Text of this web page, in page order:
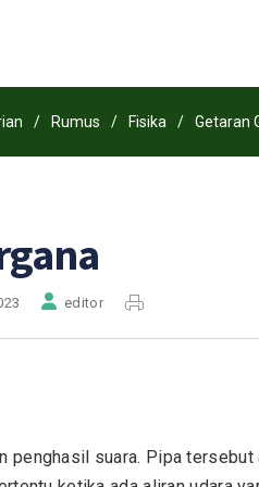
/ Rumus / Fisika / Getaran
editor
penghasil suara. Pipa